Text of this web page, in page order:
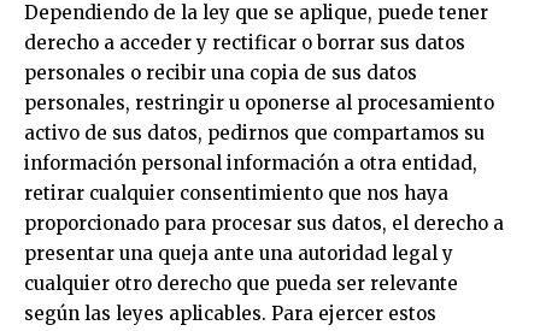
Dependiendo de la ley que se aplique, puede tener
derecho a acceder y rectificar o borrar sus datos
personales o recibir una copia de sus datos
personales, restringir u oponerse al procesamiento
activo de sus datos, pedirnos que compartamos su
información personal información a otra entidad,
retirar cualquier consentimiento que nos haya
proporcionado para procesar sus datos, el derecho a
presentar una queja ante una autoridad legal y
cualquier otro derecho que pueda ser relevante
según las leyes aplicables. Para ejercer estos